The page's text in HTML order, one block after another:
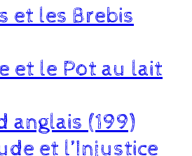
et les Brebis
et le Pot au lait
anglais (199)
et l’Injustice